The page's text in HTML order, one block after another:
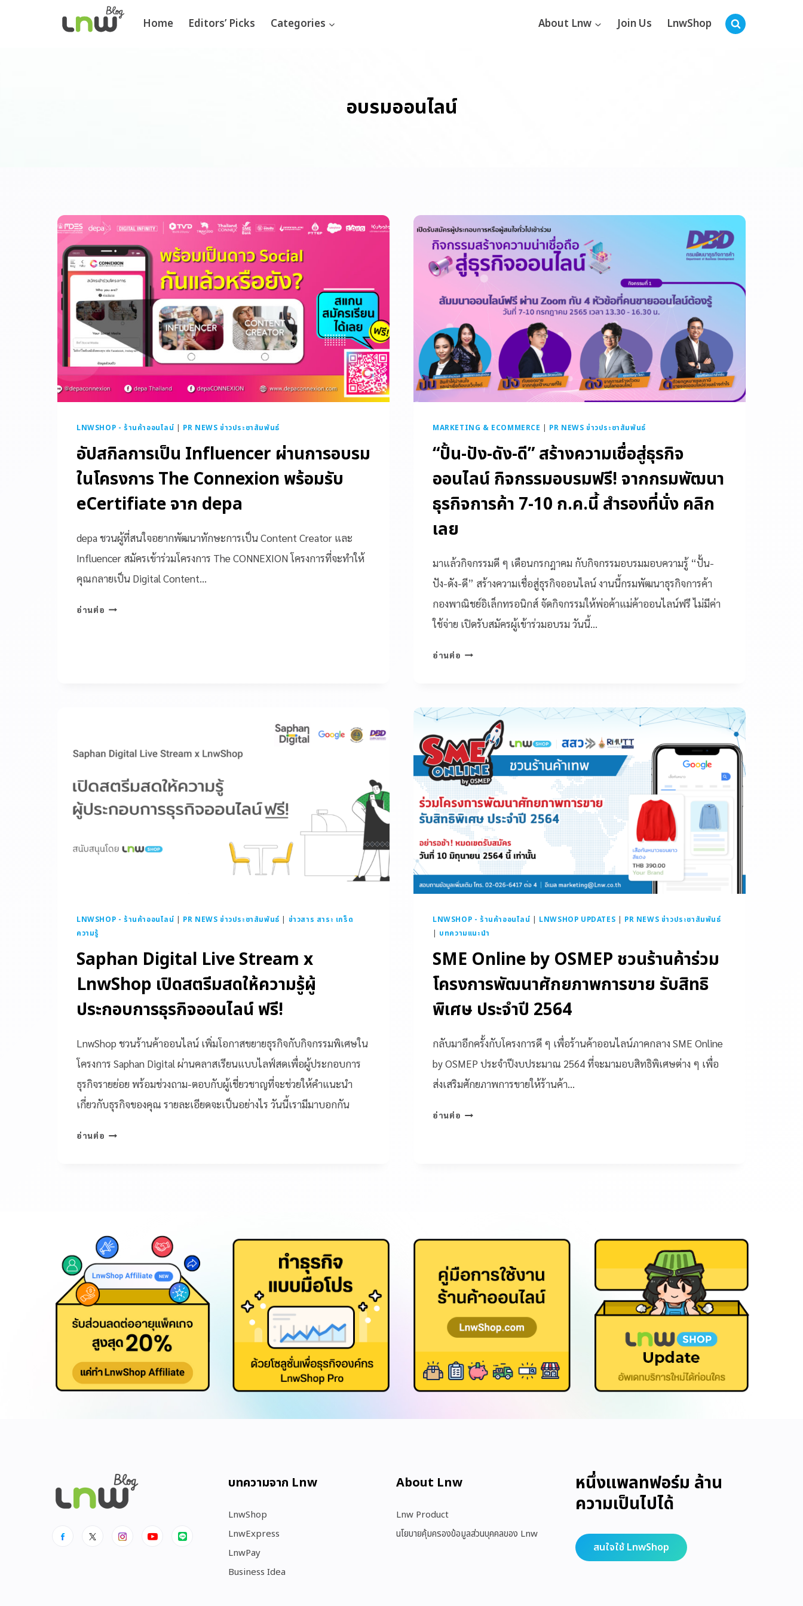
Home Editors’ Picks Categories About Lnw Join Us LnwShop
อบรมออนไลน์
LNWSHOP - ร้านค้าออนไลน์ | PR NEWS ข่าวประชาสัมพันธ์
อัปสกิลการเป็น Influencer ผ่านการอบรม
ในโครงการ The Connexion พร้อมรับ
eCertifiate จาก depa
depa ชวนผู้ที่สนใจอยากพัฒนาทักษะการเป็น Content Creator และ
Influencer สมัครเข้าร่วมโครงการ The CONNEXION โครงการที่จะทำให้
คุณกลายเป็น Digital Content…
อ่านต่อ
MARKETING & ECOMMERCE | PR NEWS ข่าวประชาสัมพันธ์
“ปั้น-ปัง-ดัง-ดี” สร้างความเชื่อสู่ธุรกิจ
ออนไลน์ กิจกรรมอบรมฟรี! จากกรมพัฒนา
ธุรกิจการค้า 7-10 ก.ค.นี้ สำรองที่นั่ง คลิก
เลย
มาแล้วกิจกรรมดี ๆ เดือนกรกฎาคม กับกิจกรรมอบรมมอบความรู้ “ปั้น-
ปัง-ดัง-ดี” สร้างความเชื่อสู่ธุรกิจออนไลน์ งานนี้กรมพัฒนาธุรกิจการค้า
กองพาณิชย์อิเล็กทรอนิกส์ จัดกิจกรรมให้พ่อค้าแม่ค้าออนไลน์ฟรี ไม่มีค่า
ใช้จ่าย เปิดรับสมัครผู้เข้าร่วมอบรม วันนี้…
อ่านต่อ
LNWSHOP - ร้านค้าออนไลน์ PR NEWS ข่าวประชาสัมพันธ์
ข่าวสาร สาระ เกร็ด
ความรู้
Saphan Digital Live Stream x
LnwShop เปิดสตรีมสดให้ความรู้ผู้
ประกอบการธุรกิจออนไลน์ ฟรี!
LnwShop ชวนร้านค้าออนไลน์ เพิ่มโอกาสขยายธุรกิจกับกิจกรรมพิเศษใน
โครงการ Saphan Digital ผ่านคลาสเรียนแบบไลฟ์สดเพื่อผู้ประกอบการ
ธุรกิจรายย่อย พร้อมช่วงถาม-ตอบกับผู้เชี่ยวชาญที่จะช่วยให้คำแนะนำ
เกี่ยวกับธุรกิจของคุณ รายละเอียดจะเป็นอย่างไร วันนี้เรามีมาบอกกัน
อ่านต่อ
LNWSHOP - ร้านค้าออนไลน์ LNWSHOP UPDATES
PR NEWS ข่าวประชาสัมพันธ์
บทความแนะนำ
SME Online by OSMEP ชวนร้านค้าร่วม
โครงการพัฒนาศักยภาพการขาย รับสิทธิ
พิเศษ ประจำปี 2564
กลับมาอีกครั้งกับโครงการดี ๆ เพื่อร้านค้าออนไลน์ภาคกลาง SME Online
by OSMEP ประจำปีงบประมาณ 2564 ที่จะมามอบสิทธิพิเศษต่าง ๆ เพื่อ
ส่งเสริมศักยภาพการขายให้ร้านค้า…
อ่านต่อ
บทความจาก Lnw
LnwShop
LnwExpress
LnwPay
Business Idea
About Lnw​
Lnw Product
นโยบายคุ้มครองข้อมูลส่วนบุคคลของ Lnw
หนึ่งแพลทฟอร์ม ล้าน
ความเป็นไปได้
สนใจใช้ LnwShop